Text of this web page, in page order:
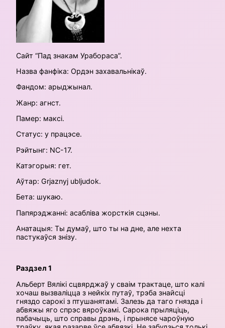
Сайт “Пад знакам Урабораса”.
Назва фанфіка: Ордэн захавальнікаў.
Фандом: арыджынал.
Жанр: агнст.
Памер: максі.
Статус: у працэсе.
Рэйтынг: NC-17.
Катэгорыя: гет.
Аўтар: Grjaznyj ubljudok.
Бета: шукаю.
Папярэджанні: асабліва жорсткія сцэны.
Анатацыя: Ты думаў, што ты на дне, але нехта
пастукаўся знізу.
Раздзел 1
Альберт Вялікі сцвярджаў у сваім трактаце, што калі
хочаш вызваліцца з нейкіх путаў, трэба знайсці
гняздо сарокі з птушанятамі. Залезь да таго гнязда і
абвяжы яго спрэс вяроўкамі. Сарока прыляціць,
пабачыць, што справы дрэнь, і прынясе чароўную